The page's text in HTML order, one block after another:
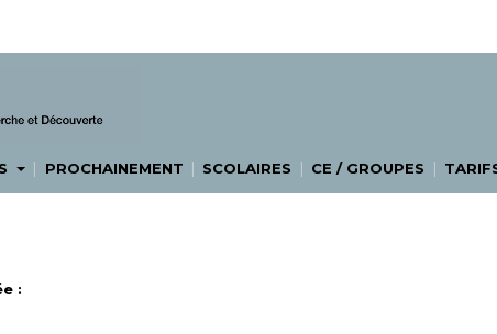
| PROCHAINEMENT | SCOLAIRES | CE / GROUPES |
: